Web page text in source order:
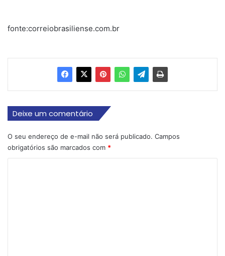
fonte:correiobrasiliense.com.br
Deixe um comentário
O seu endereço de e-mail não será publicado. Campos
obrigatórios são marcados com *